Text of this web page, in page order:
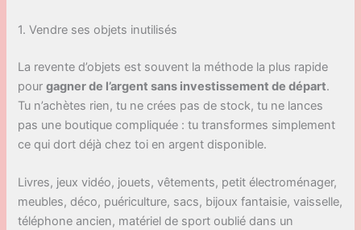
1. Vendre ses objets inutilisés
La revente d’objets est souvent la méthode la plus rapide
pourgagner de l’argent sans investissement de départ.
Tu n’achètes rien, tu ne crées pas de stock, tu ne lances
pas une boutique compliquée : tu transformes simplement
ce qui dort déjà chez toi en argent disponible.
Livres, jeux vidéo, jouets, vêtements, petit électroménager,
meubles, déco, puériculture, sacs, bijoux fantaisie, vaisselle,
téléphone ancien, matériel de sport oublié dans un